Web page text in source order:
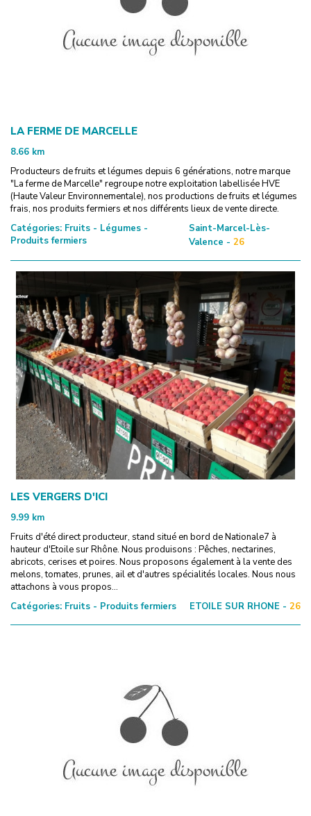
LA FERME DE MARCELLE
8.66 km
Producteurs de fruits et légumes depuis 6 générations, notre marque
"La ferme de Marcelle" regroupe notre exploitation labellisée HVE
(Haute Valeur Environnementale), nos productions de fruits et légumes
frais, nos produits fermiers et nos différents lieux de vente directe.
Catégories: Fruits - Légumes -
Produits fermiers
Saint-Marcel-Lès-
Valence - 26
LES VERGERS D'ICI
9.99 km
Fruits d'été direct producteur, stand situé en bord de Nationale7 à
hauteur d'Etoile sur Rhône. Nous produisons : Pêches, nectarines,
abricots, cerises et poires. Nous proposons également à la vente des
melons, tomates, prunes, ail et d'autres spécialités locales. Nous nous
attachons à vous propos...
Catégories: Fruits - Produits fermiers ETOILE SUR RHONE - 26